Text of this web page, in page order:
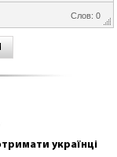
Слов: 0
українці